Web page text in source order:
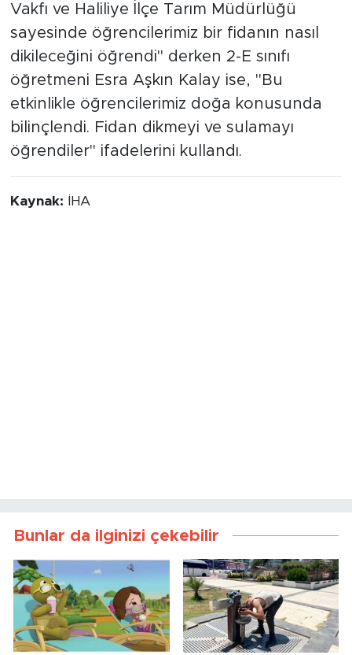
Vakfı ve Haliliye İlçe Tarım Müdürlüğü
sayesinde öğrencilerimiz bir fidanın nasıl
dikileceğini öğrendi" derken 2-E sınıfı
öğretmeni Esra Aşkın Kalay ise, "Bu
etkinlikle öğrencilerimiz doğa konusunda
bilinçlendi. Fidan dikmeyi ve sulamayı
öğrendiler" ifadelerini kullandı.
Kaynak: İHA
Bunlar da ilginizi çekebilir